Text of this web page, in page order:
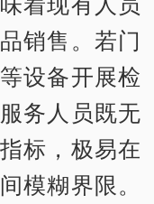
销售。若门
设备开展检
务人员既无
标，极易在
模糊界限。